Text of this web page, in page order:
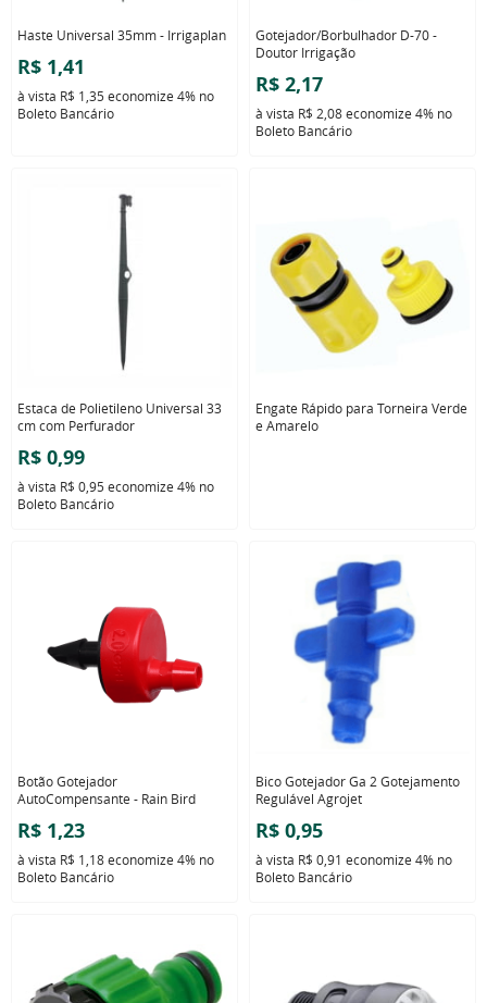
Haste Universal 35mm - Irrigaplan
R$ 1,41
à vista R$ 1,35economize 4% no
Boleto Bancário
Gotejador/Borbulhador D-70 -
Doutor Irrigação
R$ 2,17
à vista R$ 2,08economize 4% no
Boleto Bancário
Estaca de Polietileno Universal 33
cm com Perfurador
R$ 0,99
à vista R$ 0,95economize 4% no
Boleto Bancário
Engate Rápido para Torneira Verde
e Amarelo
Botão Gotejador
AutoCompensante - Rain Bird
R$ 1,23
à vista R$ 1,18economize 4% no
Boleto Bancário
Bico Gotejador Ga 2 Gotejamento
Regulável Agrojet
R$ 0,95
à vista R$ 0,91 economize 4% no
Boleto Bancário